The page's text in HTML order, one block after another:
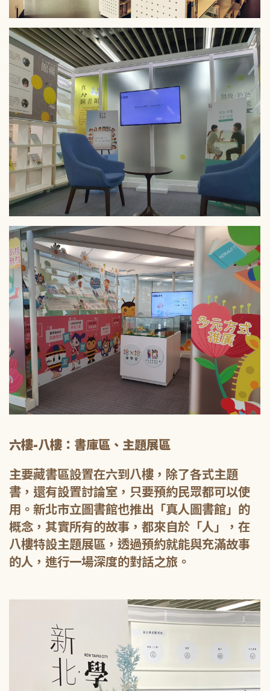
六樓-八樓：書庫區、主題展區
主要藏書區設置在六到八樓，除了各式主題
書，還有設置討論室，只要預約民眾都可以使
用。新北市立圖書館也推出「真人圖書館」的
概念，其實所有的故事，都來自於「人」，在
八樓特設主題展區，透過預約就能與充滿故事
的人，進行一場深度的對話之旅。